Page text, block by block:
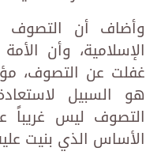
وأضاف أن التصوف
الإسلامية، وأن
غفلت عن التصوف،
هو السبيل
التصوف ليس غريباً
الأساس الذي بنيت